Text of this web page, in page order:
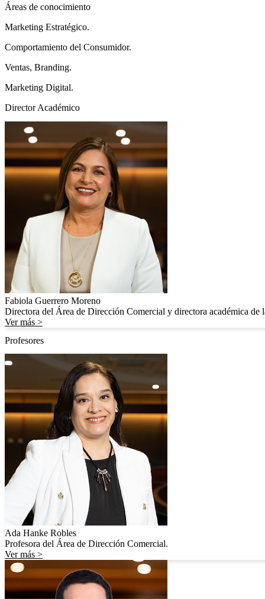
Áreas de conocimiento
Marketing Estratégico.
Comportamiento del Consumidor.
Ventas, Branding.
Marketing Digital.
Director Académico
Fabiola Guerrero Moreno
Directora del Área de Dirección Comercial y directora académica
Ver más >
Profesores
Ada Hanke Robles
Profesora del Área de Dirección Comercial.
Ver más >